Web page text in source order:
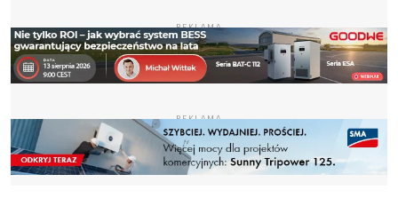
REKLAMA
REKLAMA